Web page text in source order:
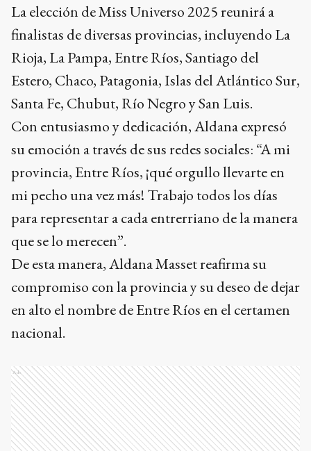
La elección de Miss Universo 2025 reunirá a
finalistas de diversas provincias, incluyendo La
Rioja, La Pampa, Entre Ríos, Santiago del
Estero, Chaco, Patagonia, Islas del Atlántico Sur,
Santa Fe, Chubut, Río Negro y San Luis.
Con entusiasmo y dedicación, Aldana expresó
su emoción a través de sus redes sociales: “A mi
provincia, Entre Ríos, ¡qué orgullo llevarte en
mi pecho una vez más! Trabajo todos los días
para representar a cada entrerriano de la manera
que se lo merecen”.
De esta manera, Aldana Masset reafirma su
compromiso con la provincia y su deseo de dejar
en alto el nombre de Entre Ríos en el certamen
nacional.
Ads